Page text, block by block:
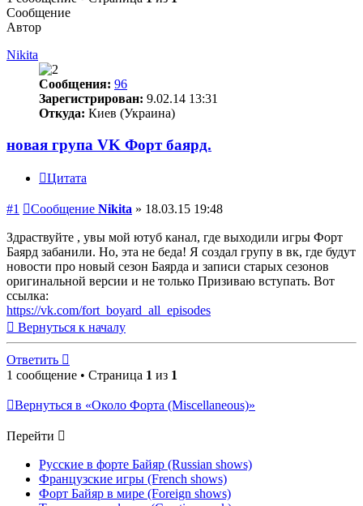
Сообщение
Автор
Nikita
Сообщения: 96
Зарегистрирован: 9.02.14 13:31
Откуда: Киев (Украина)
новая група VK Форт баярд.
Цитата
#1 Сообщение Nikita » 18.03.15 19:48
Здраствуйте , увы мой ютуб канал, где выходили игры Форт
Баярд забанили. Но, эта не беда! Я создал групу в вк, где будут
новости про новый сезон Баярда и записи старых сезонов
оригинальной версии и не только Призиваю вступать. Вот
ссылка:
https://vk.com/fort_boyard_all_episodes
Вернуться к началу
Ответить
1 сообщение • Страница 1 из 1
Вернуться в «Около Форта (Miscellaneous)»
Перейти
Русские в форте Байяр (Russian shows)
Французские игры (French shows)
Форт Байяр в мире (Foreign shows)